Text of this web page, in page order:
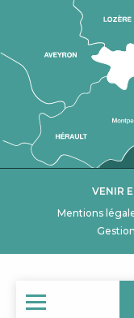
Mentions
VENIR